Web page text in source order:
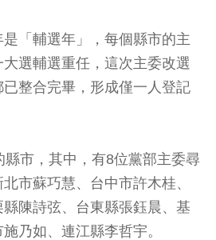
「輔選年」，每個縣市的主
選輔選重任，這次主委改選
整合完畢，形成僅一人登記
市，其中，有8位黨部主委尋
市蘇巧慧、台中市許木桂、
陳詩弦、台東縣張鈺晨、基
乃如、連江縣李哲宇。